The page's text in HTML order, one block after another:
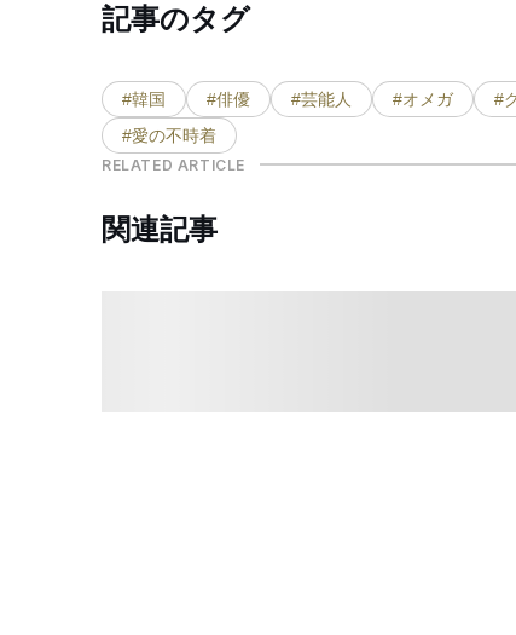
記事のタグ
#韓国 #俳優 #芸能人 #オメガ #
#愛の不時着
RELATED ARTICLE
関連記事